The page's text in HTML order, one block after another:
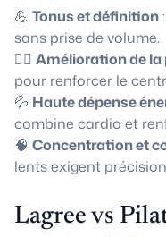
💪 Tonus et définition
sans prise de volume.
🧘‍♀️ Amélioration de la
pour renforcer le
💦 Haute dépense
combine cardio et
🧠 Concentration et
lents exigent
Lagree vs